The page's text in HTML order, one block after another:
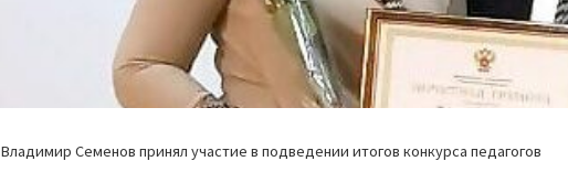
Владимир Семенов принял участие в подведении итогов конкурса педагогов